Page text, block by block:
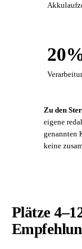
Zu den
eigene
genannten
keine
Plätze